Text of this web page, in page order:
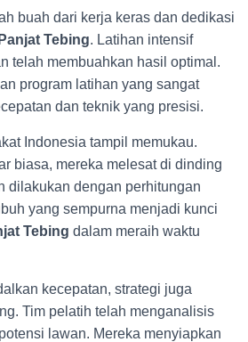
buah dari kerja keras dan dedikasi
Tebing. Latihan intensif
telah membuahkan hasil optimal.
program latihan yang sangat
dan teknik yang presisi.
Indonesia tampil memukau.
biasa, mereka melesat di dinding
dilakukan dengan perhitungan
yang sempurna menjadi kunci
Tebing dalam meraih waktu
kecepatan, strategi juga
Tim pelatih telah menganalisis
lawan. Mereka menyiapkan